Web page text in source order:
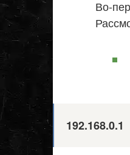
Во-
192.168.0.1